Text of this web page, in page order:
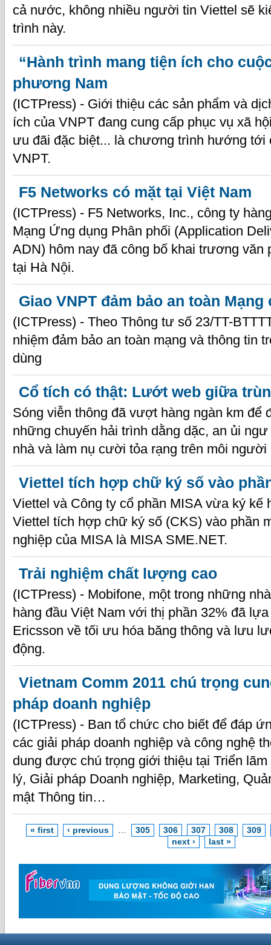
cả nước, không nhiều người tin Viettel sẽ
trình này.
“Hành trình mang tiện ích cho
phương Nam
(ICTPress) - Giới thiệu các sản phẩm và
ích của VNPT đang cung cấp phục vụ xã
ưu đãi đặc biệt... là chương trình hướng tới
VNPT.
F5 Networks có mặt tại Việt Nam
(ICTPress) - F5 Networks, Inc., công ty
Mạng Ứng dụng Phân phối (Application
ADN) hôm nay đã công bố khai trương văn
tại Hà Nội.
Giao VNPT đảm bảo an toàn
(ICTPress) - Theo Thông tư số 23/TT-
nhiệm đảm bảo an toàn mạng và thông tin
dùng
Cổ tích có thật: Lướt web giữa
Sóng viễn thông đã vượt hàng ngàn km để
những chuyến hải trình dằng dặc, an ủi
nhà và làm nụ cười tỏa rạng trên môi
Viettel tích hợp chữ ký số vào
Viettel và Công ty cổ phần MISA vừa ký kế
Viettel tích hợp chữ ký số (CKS) vào phần
nghiệp của MISA là MISA SME.NET.
Trải nghiệm chất lượng cao
(ICTPress) - Mobifone, một trong những
hàng đầu Việt Nam với thị phần 32% đã
Ericsson về tối ưu hóa băng thông và lưu
động.
Vietnam Comm 2011 chú trọng
pháp doanh nghiệp
(ICTPress) - Ban tổ chức cho biết để đáp
các giải pháp doanh nghiệp và công nghệ
dung được chú trọng giới thiệu tại Triển
lý, Giải pháp Doanh nghiệp, Marketing,
mật Thông tin…
« first ‹ previous 305 306 307 308
309
next ›
last »